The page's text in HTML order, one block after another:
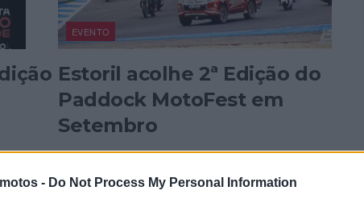
- Do Not Process My Personal Information
EVENTO
Estoril acolhe 2ª Edição do
Paddock MotoFest em
Setembro
Nos dias 7 e 8 de setembro, o Circuito do Estoril será
palco da 2ª edição do Paddock MotoFest, um...